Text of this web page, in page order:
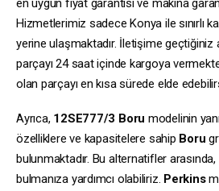
en uygun fiyat garantisi ve makina
Hizmetlerimiz sadece Konya ile sınırlı
yerine ulaşmaktadır. İletişime
parçayı 24 saat içinde kargoya
olan parçayı en kısa sürede elde
Ayrıca, 12SE777/3 Boru modelinin
özelliklere ve kapasitelere sahip Boru
bulunmaktadır. Bu alternatifler
bulmanıza yardımcı olabiliriz. Perkins